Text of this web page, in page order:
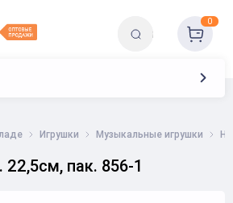
0
Игрушки Музыкальные игрушки
пак. 856-1